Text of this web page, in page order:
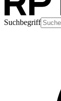
Suchbegriff